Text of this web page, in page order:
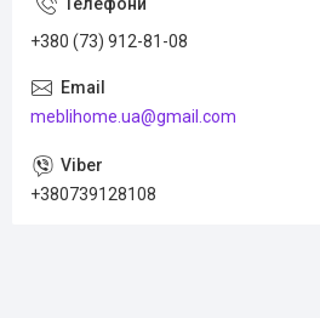
+380 (73) 912-81-08
meblihome.ua@gmail.com
+380739128108